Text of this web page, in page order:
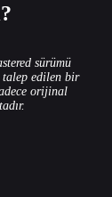
sürümü
talep edilen bir
orijinal